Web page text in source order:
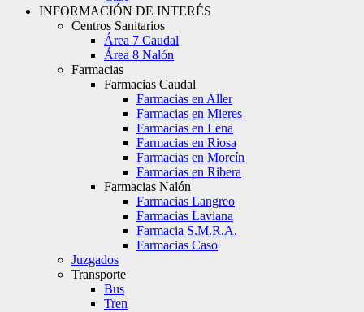
INFORMACIÓN DE INTERÉS
Centros Sanitarios
Área 7 Caudal
Área 8 Nalón
Farmacias
Farmacias Caudal
Farmacias en Aller
Farmacias en Mieres
Farmacias en Lena
Farmacias en Riosa
Farmacias en Morcín
Farmacias en Ribera
Farmacias Nalón
Farmacias Langreo
Farmacias Laviana
Farmacia S.M.R.A.
Farmacias Caso
Juzgados
Transporte
Bus
Tren